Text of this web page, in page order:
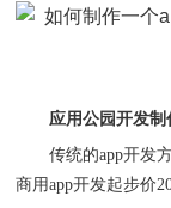
应用公园开发制
传统的app开发
商用app开发起步价